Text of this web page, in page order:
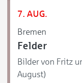
7. AUG.
Bremen
Felder
Bilder von Fritz
August)